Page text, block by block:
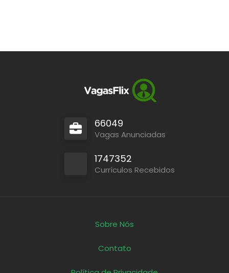
66049
Vagas Anunciadas
1747352
Currículos Recebidos
Sobre Nós
Contato